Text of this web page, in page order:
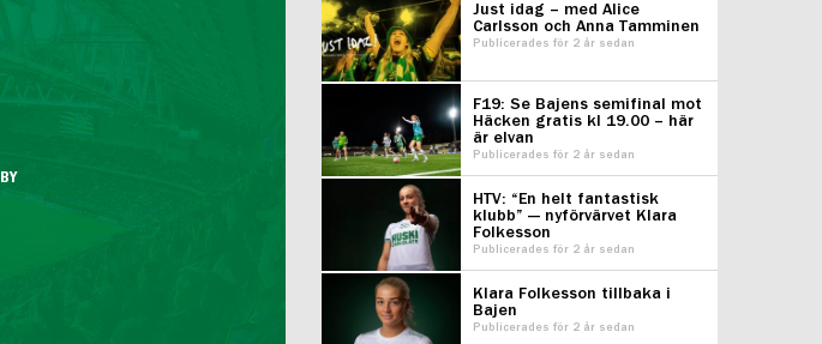
Just idag – med Alice
Carlsson och Anna Tamminen
Publicerades för 2 år sedan
F19: Se Bajens semifinal mot
Häcken gratis kl 19.00 – här
är elvan
Publicerades för 2 år sedan
HTV: “En helt fantastisk
klubb” — nyförvärvet Klara
Folkesson
Publicerades för 2 år sedan
Klara Folkesson tillbaka i
Bajen
Publicerades för 2 år sedan